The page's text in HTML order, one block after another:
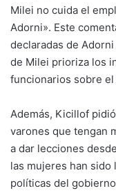
Milei no cuida el
Adorni». Este
declaradas de
de Milei prioriza los
funcionarios sobre
Además, Kicillof
varones que tengan
a dar lecciones
las mujeres han sido
políticas del